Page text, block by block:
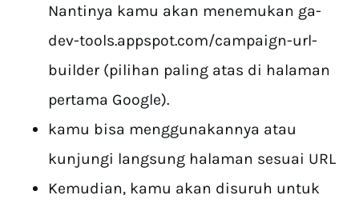
Nantinya kamu akan menemukan ga-
dev-tools.appspot.com/campaign-url-
builder (pilihan paling atas di halaman
pertama Google).
kamu bisa menggunakannya atau
kunjungi langsung halaman sesuai URL
Kemudian, kamu akan disuruh untuk